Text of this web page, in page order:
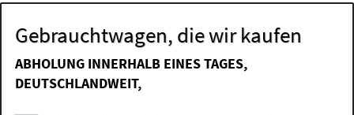
Gebrauchtwagen, die wir kaufen
ABHOLUNG INNERHALB EINES TAGES,
DEUTSCHLANDWEIT,